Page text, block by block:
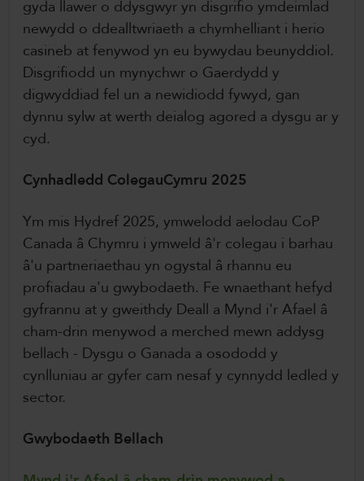
gyda llawer o ddysgwyr yn disgrifio ymdeimlad
newydd o ddealltwriaeth a chymhelliant i herio
casineb at fenywod yn eu bywydau beunyddiol.
Disgrifiodd un mynychwr o Gaerdydd y
digwyddiad fel un a newidiodd fywyd, gan
dynnu sylw at werth deialog agored a dysgu ar y
cyd.
Cynhadledd ColegauCymru 2025
Ym mis Hydref 2025, ymwelodd aelodau CoP
Canada â Chymru i ymweld â'r colegau i barhau
â'u partneriaethau yn ogystal â rhannu eu
profiadau a'u gwybodaeth. Fe wnaethant hefyd
gyfrannu at y gweithdy Deall a Mynd i'r Afael â
cham-drin menywod a merched mewn addysg
bellach - Dysgu o Ganada a osododd y
cynlluniau ar gyfer cam nesaf y cynnydd ledled y
sector.
Gwybodaeth Bellach